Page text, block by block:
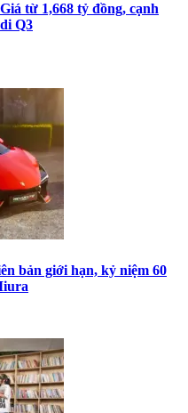
từ 1,668 tỷ đồng, cạnh
Q3
bản giới hạn, kỷ niệm 60